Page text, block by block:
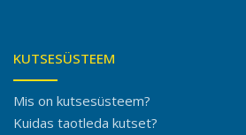
KUTSESÜSTEEM
Mis on kutsesüsteem?
Kuidas taotleda kutset?